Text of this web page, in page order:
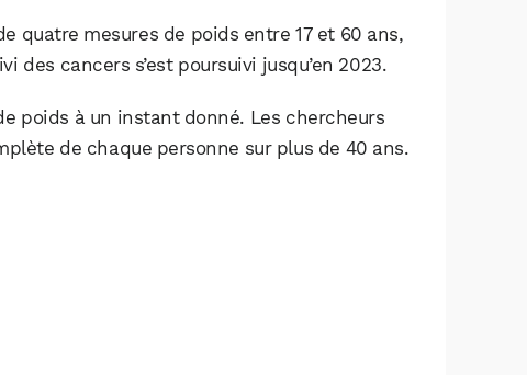
quatre mesures de poids entre 17 et 60 ans,
des cancers s’est poursuivi jusqu’en 2023.
poids à un instant donné. Les chercheurs
de chaque personne sur plus de 40 ans.